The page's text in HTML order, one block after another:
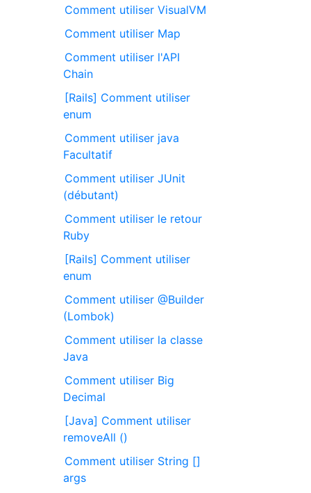
Comment utiliser VisualVM
Comment utiliser Map
Comment utiliser l'API
Chain
[Rails] Comment utiliser
enum
Comment utiliser java
Facultatif
Comment utiliser JUnit
(débutant)
Comment utiliser le retour
Ruby
[Rails] Comment utiliser
enum
Comment utiliser @Builder
(Lombok)
Comment utiliser la classe
Java
Comment utiliser Big
Decimal
[Java] Comment utiliser
removeAll ()
Comment utiliser String []
args